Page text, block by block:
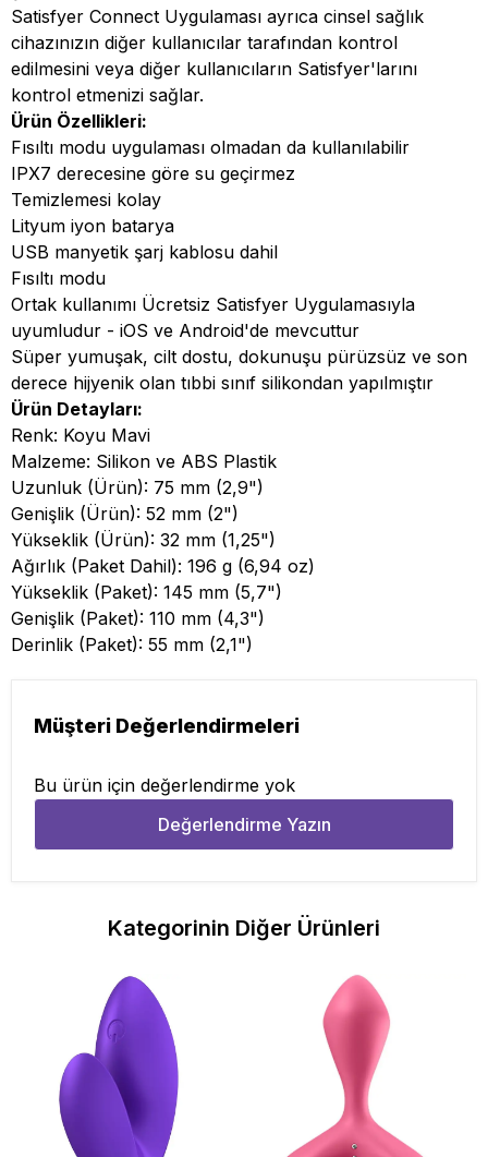
Satisfyer Connect Uygulaması ayrıca cinsel sağlık
cihazınızın diğer kullanıcılar tarafından kontrol
edilmesini veya diğer kullanıcıların Satisfyer'larını
kontrol etmenizi sağlar.
Ürün Özellikleri:
Fısıltı modu uygulaması olmadan da kullanılabilir
IPX7 derecesine göre su geçirmez
Temizlemesi kolay
Lityum iyon batarya
USB manyetik şarj kablosu dahil
Fısıltı modu
Ortak kullanımı Ücretsiz Satisfyer Uygulamasıyla
uyumludur - iOS ve Android'de mevcuttur
Süper yumuşak, cilt dostu, dokunuşu pürüzsüz ve son
derece hijyenik olan tıbbi sınıf silikondan yapılmıştır
Ürün Detayları:
Renk: Koyu Mavi
Malzeme: Silikon ve ABS Plastik
Uzunluk (Ürün): 75 mm (2,9")
Genişlik (Ürün): 52 mm (2")
Yükseklik (Ürün): 32 mm (1,25")
Ağırlık (Paket Dahil): 196 g (6,94 oz)
Yükseklik (Paket): 145 mm (5,7")
Genişlik (Paket): 110 mm (4,3")
Derinlik (Paket): 55 mm (2,1")
Müşteri Değerlendirmeleri
Bu ürün için değerlendirme yok
Değerlendirme Yazın
Kategorinin Diğer Ürünleri